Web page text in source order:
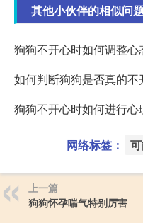
其他小伙伴的相似问
狗狗不开心时如何调整心
如何判断狗狗是否真的不
狗狗不开心时如何进行心
网络标签：
上一篇
狗狗怀孕喘气特别厉害